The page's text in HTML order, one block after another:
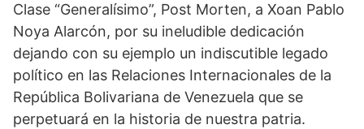
Clase “Generalísimo”, Post Morten, a Xoan Pablo
Noya Alarcón, por su ineludible dedicación
dejando con su ejemplo un indiscutible legado
político en las Relaciones Internacionales de la
República Bolivariana de Venezuela que se
perpetuará en la historia de nuestra patria.